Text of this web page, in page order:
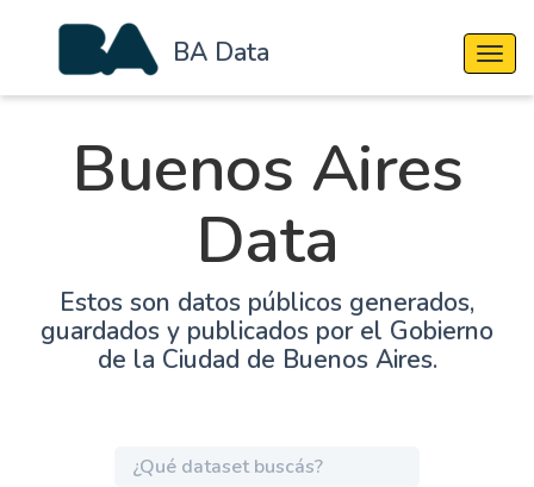
BA Data
Buenos Aires
Data
Estos son datos públicos generados,
guardados y publicados por el Gobierno
de la Ciudad de Buenos Aires.